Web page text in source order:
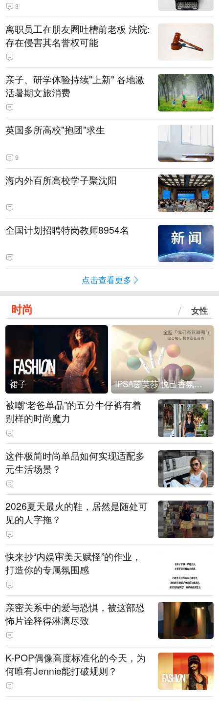
3
离职员工在朋友圈吐槽前老板 法院:
存在侵害其名誉权可能
亲子、研学体验持续"上新" 各地激
活暑期文旅消费
英国多所高校"抱团"求生
9
海内外百所高校学子聚沈阳
全国计划招聘特岗教师8954名
点击查看更多
时尚 女性
裙子 IPSA茵芙莎 悦己香氛凝露上市
被嘲“老爸单品”的五分牛仔裤有着
别样的时尚魔力
这件极简时尚单品如何实现适配多
元生活场景？
2026夏天最火的鞋，居然是随处可
见的人字拖？
快来抄“内娱审美天赋怪”的作业，
打造你的专属氛围感
亲密关系中的爱与恐惧，被这部恐
怖片诠释得淋漓尽致
K-POP偶像高度标准化的今天，为
何唯有Jennie能打破规则？